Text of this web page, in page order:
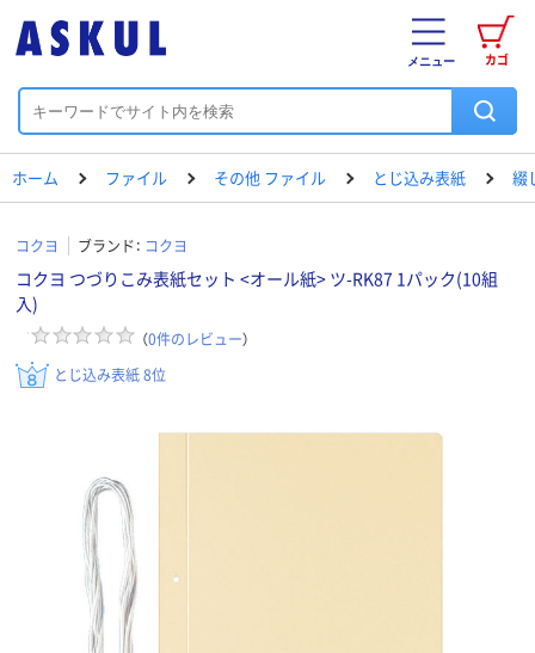
カゴ
メニュー
ホーム ファイル その他 ファイル とじ込み表紙 綴
コクヨ ブランド： コクヨ
コクヨ つづりこみ表紙セット <オール紙> ツ-RK87 1パック(10組
入)
（0件のレビュー）
とじ込み表紙 8位